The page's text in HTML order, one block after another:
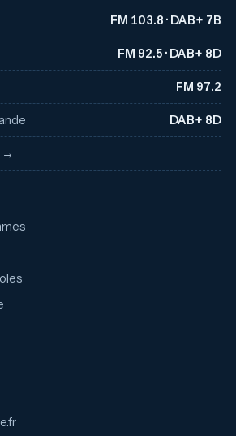
FM 103.8 · DAB+ 7B
FM 92.5 · DAB+ 8D
FM 97.2
DAB+ 8D
→